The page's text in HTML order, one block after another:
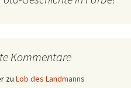
Kommentare
zu Lob des Landmanns